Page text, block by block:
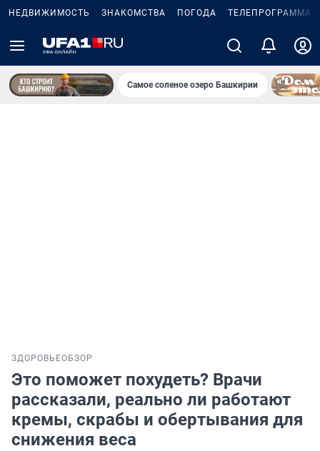
НЕДВИЖИМОСТЬ ЗНАКОМСТВА ПОГОДА ТЕЛЕПРОГРАММА
Самое соленое озеро Башкирии
ЗДОРОВЬЕОБЗОР
Это поможет похудеть? Врачи
рассказали, реально ли работают
кремы, скрабы и обертывания для
снижения веса